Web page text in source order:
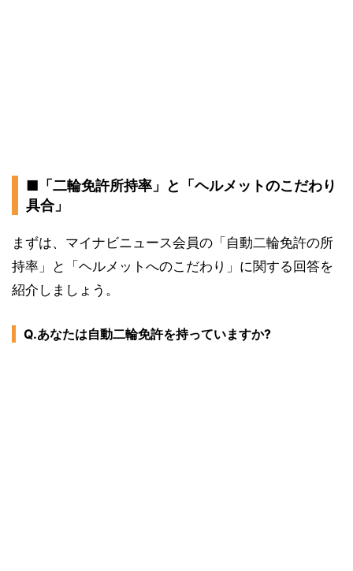
■「二輪免許所持率」と「ヘルメットのこだわり
具合」
まずは、マイナビニュース会員の「自動二輪免許の所
持率」と「ヘルメットへのこだわり」に関する回答を
紹介しましょう。
Q.あなたは自動二輪免許を持っていますか?